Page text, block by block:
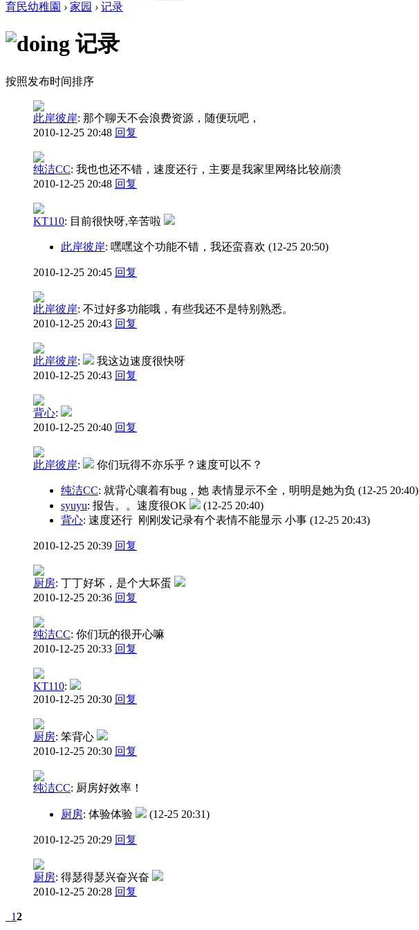
育民幼稚園 › 家园 › 记录
记录
按照发布时间排序
此岸彼岸: 那个聊天不会浪费资源，随便玩吧，
2010-12-25 20:48 回复
纯洁CC: 我也也还不错，速度还行，主要是我家里网络比较崩溃
2010-12-25 20:48 回复
KT110: 目前很快呀,辛苦啦
此岸彼岸: 嘿嘿这个功能不错，我还蛮喜欢 (12-25 20:50)
2010-12-25 20:45 回复
此岸彼岸: 不过好多功能哦，有些我还不是特别熟悉。
2010-12-25 20:43 回复
此岸彼岸:
我这边速度很快呀
2010-12-25 20:43 回复
背心:
2010-12-25 20:40 回复
此岸彼岸: 你们玩得不亦乐乎？速度可以不？
纯洁CC: 就背心嚷着有bug，她 表情显示不全，明明是她为负 (12-25 20:40)
syuyu: 报告。。速度很OK
(12-25 20:40)
背心: 速度还行 刚刚发记录有个表情不能显示 小事 (12-25 20:43)
2010-12-25 20:39 回复
厨房: 丁丁好坏，是个大坏蛋
2010-12-25 20:36 回复
纯洁CC: 你们玩的很开心嘛
2010-12-25 20:33 回复
KT110:
2010-12-25 20:30 回复
厨房: 笨背心
2010-12-25 20:30 回复
纯洁CC: 厨房好效率！
厨房: 体验体验 (12-25 20:31)
2010-12-25 20:29 回复
厨房: 得瑟得瑟兴奋兴奋
2010-12-25 20:28 回复
12